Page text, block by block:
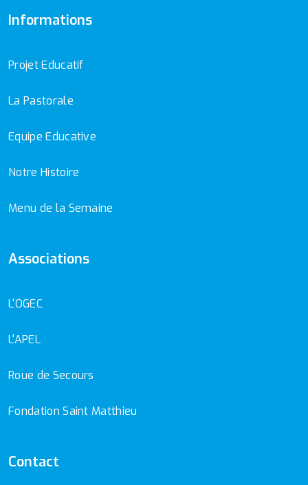
Informations
Projet Educatif
La Pastorale
Equipe Educative
Notre Histoire
Menu de la Semaine
Associations
L'OGEC
L'APEL
Roue de Secours
Fondation Saint Matthieu
Contact